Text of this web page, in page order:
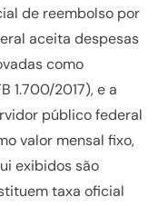
de reembolso por
aceita despesas
como
1.700/2017), e a
público federal
valor mensal fixo,
exibidos são
taxa oficial